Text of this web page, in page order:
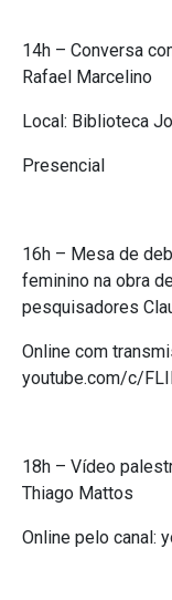
14h – Conversa
Rafael Marcelino
Local: Biblioteca
Presencial
16h – Mesa de
feminino na obra
pesquisadores
Online com
youtube.com/c/
18h – Vídeo
Thiago Mattos
Online pelo canal: